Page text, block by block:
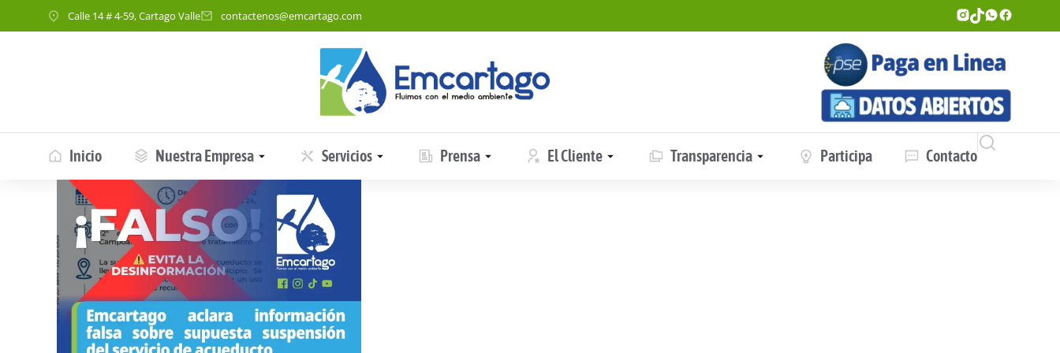
Calle 14 # 4-59, Cartago Valle contactenos@emcartago.com
Inicio Nuestra Empresa Servicios Prensa El Cliente Transparencia Participa Contacto